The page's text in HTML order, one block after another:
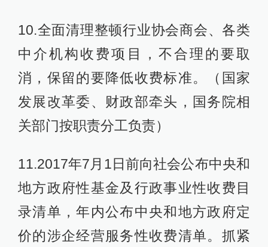
10.全面清理整顿行业协会商会、各类
中介机构收费项目，不合理的要取
消，保留的要降低收费标准。（国家
发展改革委、财政部牵头，国务院相
关部门按职责分工负责）
11.2017年7月1日前向社会公布中央和
地方政府性基金及行政事业性收费目
录清单，年内公布中央和地方政府定
价的涉企经营服务性收费清单。抓紧